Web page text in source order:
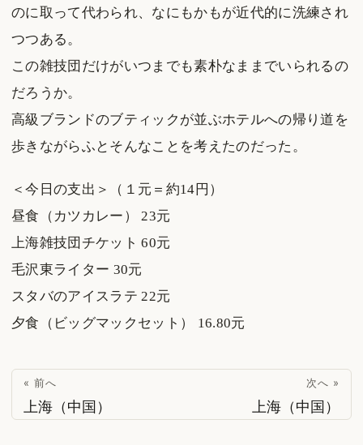
のに取って代わられ、なにもかもが近代的に洗練され
つつある。
この雑技団だけがいつまでも素朴なままでいられるの
だろうか。
高級ブランドのブティックが並ぶホテルへの帰り道を
歩きながらふとそんなことを考えたのだった。
＜今日の支出＞（１元＝約14円）
昼食（カツカレー） 23元
上海雑技団チケット 60元
毛沢東ライター 30元
スタバのアイスラテ 22元
夕食（ビッグマックセット） 16.80元
« 前へ
上海（中国）
次へ »
上海（中国）